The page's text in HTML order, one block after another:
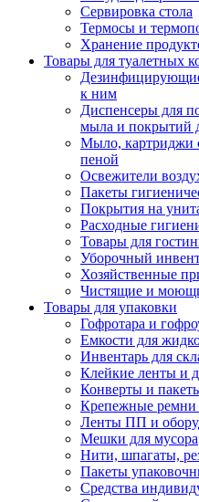
Сервировка стола
Термосы и
Хранение
Товары для туалетных
к ним
Диспенсеры для
мыла и покрытий
Мыло,
пеной
Освежители
Пакеты
Покрытия на
Расходные
Товары для
Уборочный
Хозяйственные
Чистящие и
Товары для упаковки
Гофротара и
Емкости для
Инвентарь для
Клейкие ленты и
Конверты и
Крепежные
Ленты ПП и
Мешки для мусора
Нити, шпагаты,
Пакеты
Средства